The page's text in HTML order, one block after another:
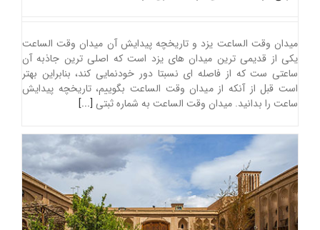
میدان وقت الساعت یزد و تاریخچه پیدایش آن میدان وقت الساعت
یکی از قدیمی ترین میدان های یزد است که اصلی ترین جاذبه آن
ساعتی ست که از فاصله ای نسبتا دور خودنمایی کند، بنابراین بهتر
است قبل از آنکه از میدان وقت الساعت بگوییم، تاریخچه پیدایش
ساعت را بدانید. میدان وقت الساعت به شماره ثبتی [...]